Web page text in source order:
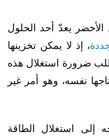
الأخضر يعدّ أحد الحلول
، إذ لا يمكن تخزينها
يتطلب ضرورة استغلال هذه
نفسه، وهو أمر غير
إلى استغلال الطاقة